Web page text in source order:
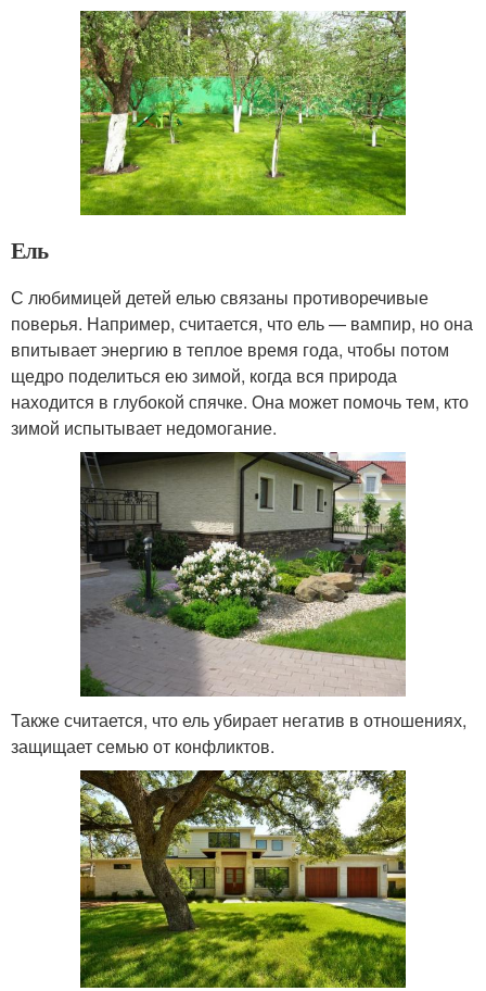
Ель
С любимицей детей елью связаны противоречивые
поверья. Например, считается, что ель — вампир, но она
впитывает энергию в теплое время года, чтобы потом
щедро поделиться ею зимой, когда вся природа
находится в глубокой спячке. Она может помочь тем, кто
зимой испытывает недомогание.
Также считается, что ель убирает негатив в отношениях,
защищает семью от конфликтов.